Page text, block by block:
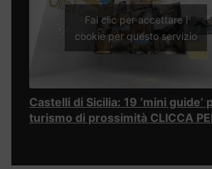
Fai clic per accettare i
cookie per questo servizio
Castelli di Sicilia: 19 ‘mini guide’
turismo di prossimità CLICCA